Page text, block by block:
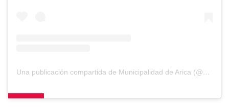
Una publicación compartida de Municipalidad de Arica (@muniarica)